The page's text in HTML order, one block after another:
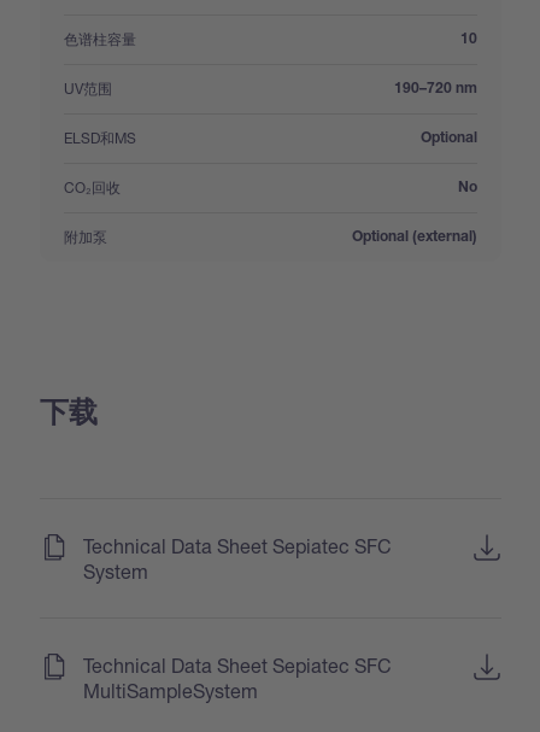
色谱柱容量
: 10
UV范围
: 190–720 nm
ELSD和MS
: Optional
CO₂回收
: No
附加泵
: Optional (external)
下载
Technical Data Sheet Sepiatec SFC
System
Technical Data Sheet Sepiatec SFC
MultiSampleSystem